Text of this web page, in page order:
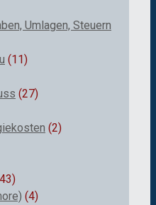
Umlagen, Steuern
(11)
(27)
(2)
(4)